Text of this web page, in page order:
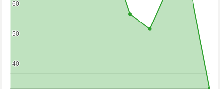
40
40
50
50
60
60